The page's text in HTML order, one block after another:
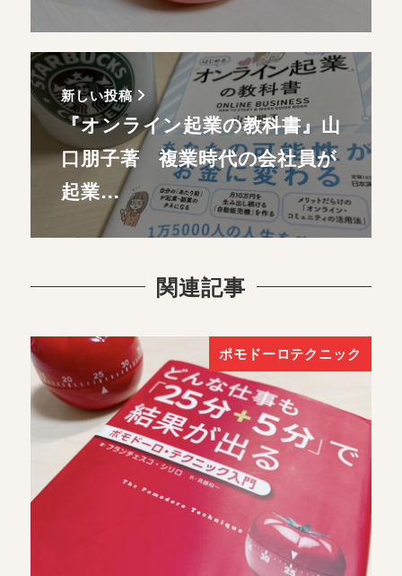
新しい投稿
『オンライン起業の教科書』山
口朋子著 複業時代の会社員が
起業…
関連記事
ポモドーロテクニック